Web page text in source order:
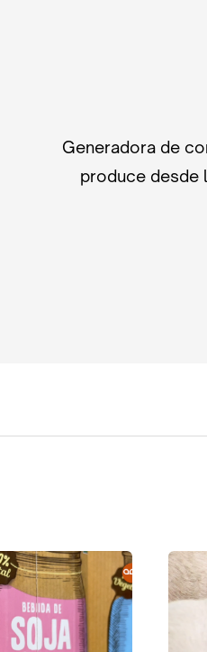
Generadora de
produce desde